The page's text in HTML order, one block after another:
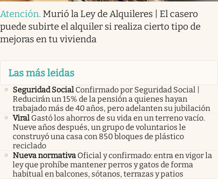
Atención. Murió la Ley de Alquileres | El casero
puede subirte el alquiler si realiza cierto tipo de
mejoras en tu vivienda
Las más leidas
Seguridad Social Confirmado por Seguridad Social |
Reducirán un 15% de la pensión a quienes hayan
trabajado más de 40 años, pero adelanten su jubilación
Viral Gastó los ahorros de su vida en un terreno vacío.
Nueve años después, un grupo de voluntarios le
construyó una casa con 850 bloques de plástico
reciclado
Nueva normativa Oficial y confirmado: entra en vigor la
ley que prohíbe mantener perros y gatos de forma
habitual en balcones, sótanos, terrazas y patios